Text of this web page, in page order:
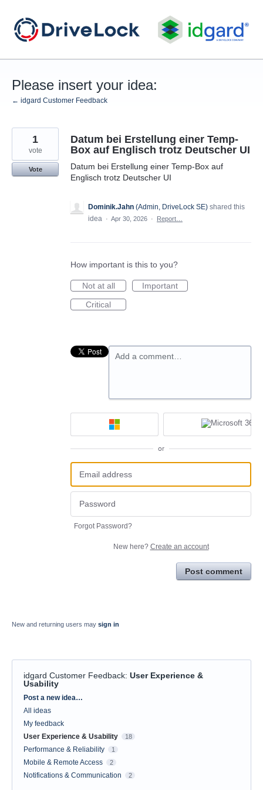
to
content
Please insert your idea:
← idgard Customer Feedback
Datum bei Erstellung einer Temp-
Box auf Englisch trotz Deutscher UI
Datum bei Erstellung einer Temp-Box auf
Englisch trotz Deutscher UI
1
vote
Vote
Dominik.Jahn (Admin, DriveLock SE) shared this
idea · Apr 30, 2026 · Report…
How important is this to you?
Not at all
Important
Critical
Add a comment…
or
Forgot Password?
New here? Create an account
Post comment
New and returning users may sign in
idgard Customer Feedback: User Experience &
Usability
Categories
Post a new idea…
All ideas
My feedback
User Experience & Usability
18
Performance & Reliability 1
Mobile & Remote Access 2
Notifications & Communication 2